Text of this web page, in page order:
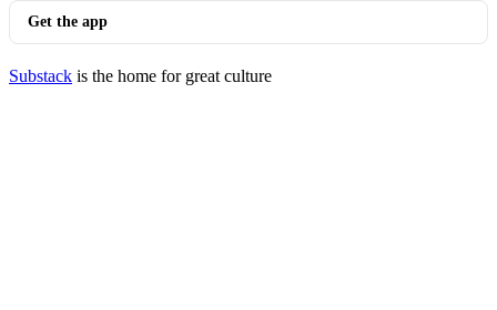
Get the app
Substack is the home for great culture